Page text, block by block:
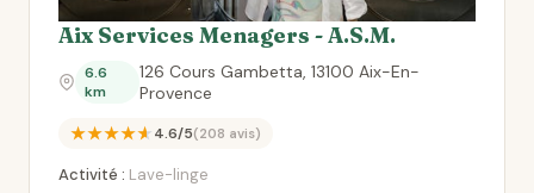
Aix Services Menagers - A.S.M.
6.6
km
126 Cours Gambetta, 13100 Aix-En-
Provence
★★★★★4.6/5(208 avis)
Activité : Lave-linge